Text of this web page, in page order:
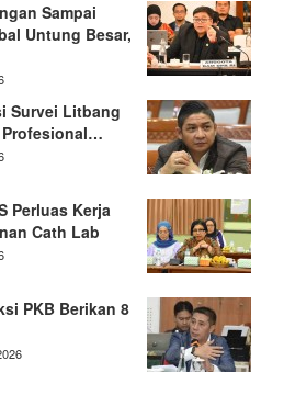
Sampai
Untung Besar,
Survei Litbang
Profesional…
Perluas Kerja
Cath Lab
PKB Berikan 8